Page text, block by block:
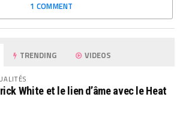
1 COMMENT
TRENDING VIDEOS
White et le lien d’âme avec le Heat